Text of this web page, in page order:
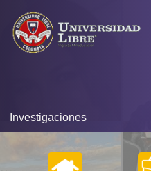
Investigaciones